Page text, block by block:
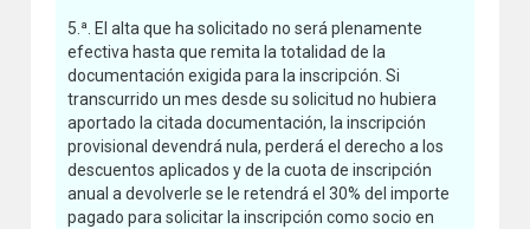
5.ª. El alta que ha solicitado no será plenamente
efectiva hasta que remita la totalidad de la
documentación exigida para la inscripción. Si
transcurrido un mes desde su solicitud no hubiera
aportado la citada documentación, la inscripción
provisional devendrá nula, perderá el derecho a los
descuentos aplicados y de la cuota de inscripción
anual a devolverle se le retendrá el 30% del importe
pagado para solicitar la inscripción como socio en